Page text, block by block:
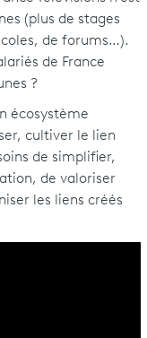
(plus de stages
de forums…).
de France
?
écosystème
cultiver le lien
de simplifier,
de valoriser
les liens créés